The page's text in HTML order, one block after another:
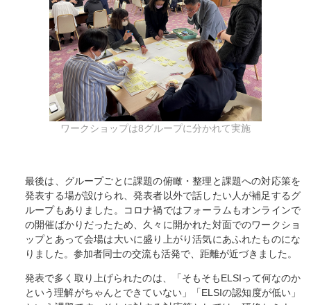
ワークショップは8グループに分かれて実施
最後は、グループごとに課題の俯瞰・整理と課題への対応策を
発表する場が設けられ、発表者以外で話したい人が補足するグ
ループもありました。コロナ禍ではフォーラムもオンラインで
の開催ばかりだったため、久々に開かれた対面でのワークショ
ップとあって会場は大いに盛り上がり活気にあふれたものにな
りました。参加者同士の交流も活発で、距離が近づきました。
発表で多く取り上げられたのは、「そもそもELSIって何なのか
という理解がちゃんとできていない」「ELSIの認知度が低い」